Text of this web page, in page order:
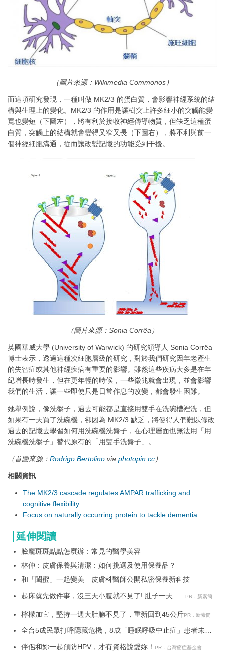
（圖片來源：Wikimedia Commonos）
而這項研究發現，一種叫做 MK2/3 的蛋白質，會影響神經系統的結
構與生理上的變化。MK2/3 的作用是讓樹突上許多細小的突觸能變
寬也變短（下圖左），將有利於接收神經傳導物質，但缺乏這種蛋
白質，突觸上的結構就會變得又窄又長（下圖右），將不利與前一
個神經細胞溝通，從而讓改變記憶的功能受到干擾。
（圖片來源：Sonia Corrêa）
英國華威大學 (University of Warwick) 的研究領導人 Sonia Corrêa
博士表示，透過這種次細胞層級的研究，對於我們研究因年老產生
的失智症或其他神經疾病有重要的影響。雖然這些疾病大多是在年
紀增長時發生，但在更年輕的時候，一些徵兆就會出現，並會影響
我們的生活，讓一些即使只是日常作息的改變，都會發生困難。
她舉例說，像洗盤子，過去可能都是直接用雙手在洗碗槽裡洗，但
如果有一天買了洗碗機，卻因為 MK2/3 缺乏，將使得人們難以修改
過去的記憶去學習如何用洗碗機洗盤子，在心理層面也無法用「用
洗碗機洗盤子」替代原有的「用雙手洗盤子」。
（首圖來源： Rodrigo Bertolino via photopin cc ）
相關資訊
The ​MK2/3 cascade regulates AMPAR trafficking and
cognitive flexibility
Focus on naturally occurring protein to tackle dementia
延伸閱讀
臉龐斑斑點點怎麼辦：常見的醫學美容
林仲：皮膚保養與清潔：如何挑選及使用保養品？
和「閨蜜」一起變美 皮膚科醫師公開私密保養新科技
起床就先做件事，沒三天小腹就不見了! 肚子一天天
PR．新素簡
檸檬加它，堅持一週大肚腩不見了，重新回到45公斤PR．新素簡
全台5成民眾打呼隱藏危機，8成「睡眠呼吸中止症」患者未就
伴侶和妳一起預防HPV，才有資格說愛妳！
PR．台灣癌症基金會